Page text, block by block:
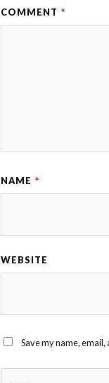
COMMENT *
NAME *
WEBSITE
Save my name,